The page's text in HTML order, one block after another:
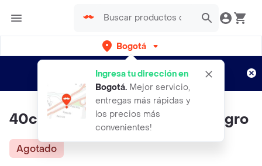
Bogotá
Ingresa tu dirección en
Bogotá. Mejor servicio,
entregas más rápidas y
los precios más
convenientes!
envíos gratis por semanas
Aplican TyC
40cm Paquete Amarre Tirra Negro
Agotado